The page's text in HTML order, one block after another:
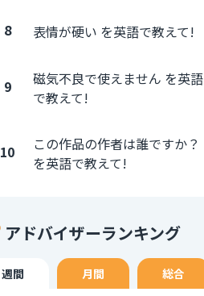
8 表情が硬い を英語で教えて!
9
磁気不良で使えません を英語
で教えて!
10
この作品の作者は誰ですか？
を英語で教えて!
アドバイザーランキング
週間 月間 総合